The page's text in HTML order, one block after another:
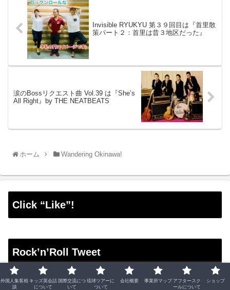
Invisible RYUKYU 第３９回目は『首里散
策パート２：首里は昔３地区だった』
涙のBossリクエスト曲 Vol.39 は『She’s
All Right』by THE NEATBEATS
ホーム Wandering Okinawa!
Click “Like”!
Rock’n’Roll Tweet
Tweets by BossEkemura
外国人集客相
談
キッズ英会話
について
国際交流につ
いて
琉球ツアーに
ついて
会社概要 事業所マップ アフタースク
ールについて
ショップ